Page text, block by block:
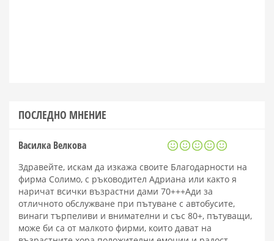
ПОСЛЕДНО МНЕНИЕ
Василка Велкова
Здравейте, искам да изкажа своите Благодарности на
фирма Солимо, с ръководител Адриана или както я
наричат всички възрастни дами 70+++Ади за
отличното обслужване при пътуване с автобусите,
винаги търпеливи и внимателни и със 80+, пътуващи,
може би са от малкото фирми, които дават на